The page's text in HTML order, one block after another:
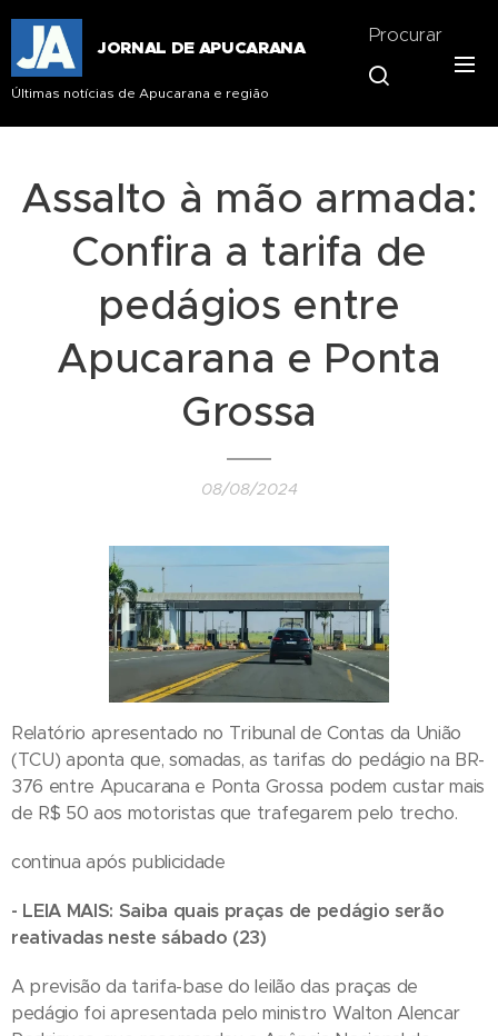
JORNAL DE APUCARANA
Últimas notícias de Apucarana e região
Procurar
Assalto à mão armada:
Confira a tarifa de
pedágios entre
Apucarana e Ponta
Grossa
08/08/2024
Relatório apresentado no Tribunal de Contas da União
(TCU) aponta que, somadas, as tarifas do pedágio na BR-
376 entre Apucarana e Ponta Grossa podem custar mais
de R$ 50 aos motoristas que trafegarem pelo trecho.
continua após publicidade
- LEIA MAIS: Saiba quais praças de pedágio serão
reativadas neste sábado (23)
A previsão da tarifa-base do leilão das praças de
pedágio foi apresentada pelo ministro Walton Alencar